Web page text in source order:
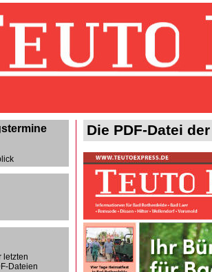
letzten
Dateien
Die PDF-Datei